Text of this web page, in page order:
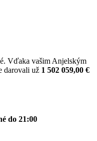
Vďaka vašim Anjelským
darovali už 1 502 059,00 €
do 21:00